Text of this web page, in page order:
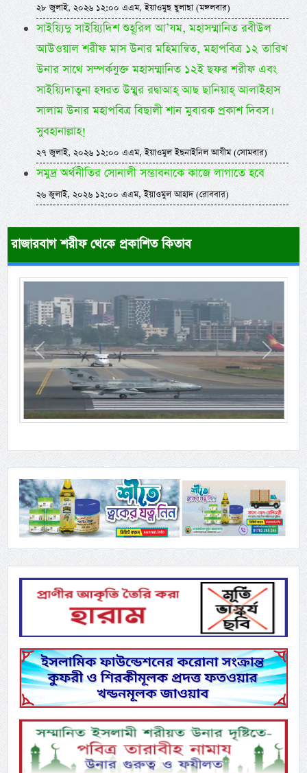
২৮ জুলাই, ২০২৬ ১২:০০ এএম, ইয়াওমুছ ছুলাছা (মঙ্গলবার)
সাইয়্যিদু সাইয়্যিদিশ শুহূরিল আ’যম, মহাসম্মানিত রবীউল
আউওয়াল শরীফ মাস উনার মহিমান্বিত, মহাপবিত্র ১২ তারিখ
উনার সাথে সম্পর্কযুক্ত মহাসম্মানিত ১২ই ছফর শরীফ এবং
সাইয়্যিদাতুনা হযরত উম্মুর রদ্বাআহ্ আছ ছানিয়াহ্ আলাইহাস
সালাম উনার মহাপবিত্র বিছালী শান মুবারক প্রকাশ দিবস।
সুবহানাল্লাহ!
২৭ জুলাই, ২০২৬ ১২:০০ এএম, ইয়াওমুল ইছনাইনিল আযীম (সোমবার)
সমুদ্র অর্থনীতির সোনালী সম্ভাবনাকে কাজে লাগাতে হবে
২৬ জুলাই, ২০২৬ ১২:০০ এএম, ইয়াওমুল আহাদ (রোববার)
রাজারবাগ শরীফ থেকে প্রকাশিত কিতাব
Previous Next